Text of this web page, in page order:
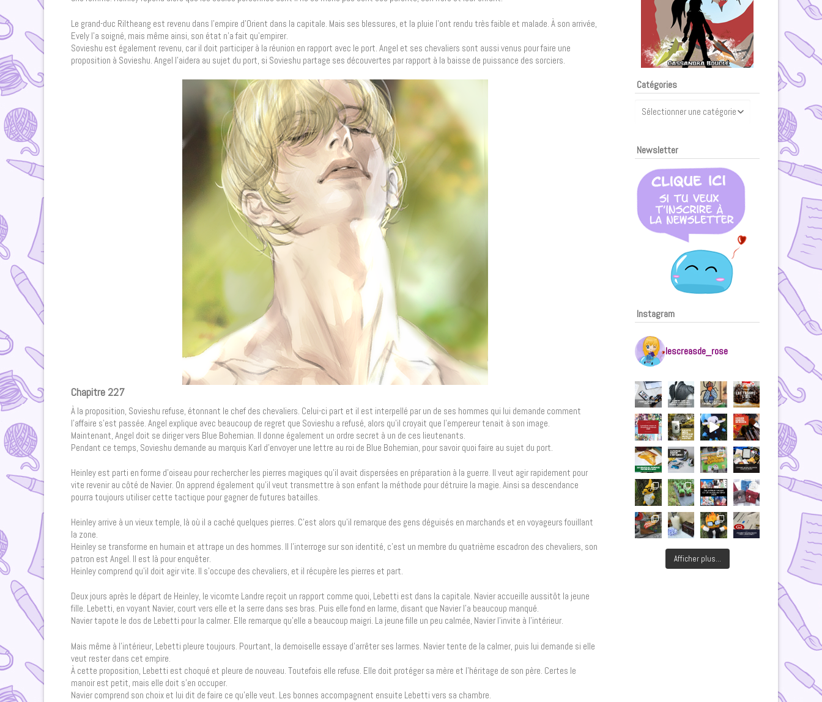
Le grand-duc Riltheang est revenu dans l’empire d’Orient dans la capitale. Mais ses blessures, et la pluie l’ont rendu très faible et malade. À son arrivée,
Evely l’a soigné, mais même ainsi, son état n’a fait qu’empirer.
Sovieshu est également revenu, car il doit participer à la réunion en rapport avec le port. Angel et ses chevaliers sont aussi venus pour faire une
proposition à Sovieshu. Angel l’aidera au sujet du port, si Sovieshu partage ses découvertes par rapport à la baisse de puissance des sorciers.
Chapitre 227
À la proposition, Sovieshu refuse, étonnant le chef des chevaliers. Celui-ci part et il est interpellé par un de ses hommes qui lui demande comment
l’affaire s’est passée. Angel explique avec beaucoup de regret que Sovieshu a refusé, alors qu’il croyait que l’empereur tenait à son image.
Maintenant, Angel doit se diriger vers Blue Bohemian. Il donne également un ordre secret à un de ces lieutenants.
Pendant ce temps, Sovieshu demande au marquis Karl d’envoyer une lettre au roi de Blue Bohemian, pour savoir quoi faire au sujet du port.
Heinley est parti en forme d’oiseau pour rechercher les pierres magiques qu’il avait dispersées en préparation à la guerre. Il veut agir rapidement pour
vite revenir au côté de Navier. On apprend également qu’il veut transmettre à son enfant la méthode pour détruire la magie. Ainsi sa descendance
pourra toujours utiliser cette tactique pour gagner de futures batailles.
Heinley arrive à un vieux temple, là où il a caché quelques pierres. C’est alors qu’il remarque des gens déguisés en marchands et en voyageurs fouillant
la zone.
Heinley se transforme en humain et attrape un des hommes. Il l’interroge sur son identité, c’est un membre du quatrième escadron des chevaliers, son
patron est Angel. Il est là pour enquêter.
Heinley comprend qu’il doit agir vite. Il s’occupe des chevaliers, et il récupère les pierres et part.
Deux jours après le départ de Heinley, le vicomte Landre reçoit un rapport comme quoi, Lebetti est dans la capitale. Navier accueille aussitôt la jeune
fille. Lebetti, en voyant Navier, court vers elle et la serre dans ses bras. Puis elle fond en larme, disant que Navier l’a beaucoup manqué.
Navier tapote le dos de Lebetti pour la calmer. Elle remarque qu’elle a beaucoup maigri. La jeune fille un peu calmée, Navier l’invite à l’intérieur.
Mais même à l’intérieur, Lebetti pleure toujours. Pourtant, la demoiselle essaye d’arrêter ses larmes. Navier tente de la calmer, puis lui demande si elle
veut rester dans cet empire.
À cette proposition, Lebetti est choqué et pleure de nouveau. Toutefois elle refuse. Elle doit protéger sa mère et l’héritage de son père. Certes le
manoir est petit, mais elle doit s’en occuper.
Navier comprend son choix et lui dit de faire ce qu’elle veut. Les bonnes accompagnent ensuite Lebetti vers sa chambre.
Catégories
Newsletter
Instagram
lescreasde_rose
Afficher plus...